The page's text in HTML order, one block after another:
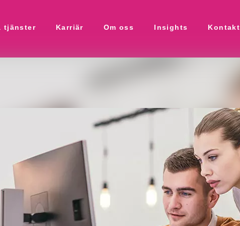
tjänster Karriär Om oss Insights Kontakt